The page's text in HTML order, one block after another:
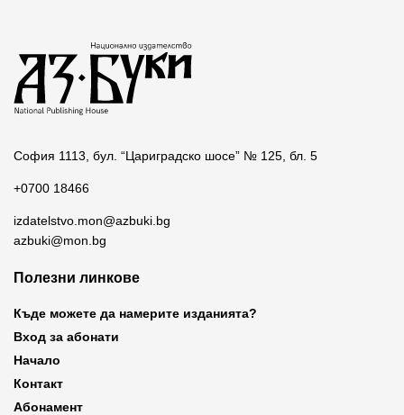
София 1113, бул. “Цариградско шосе” № 125, бл. 5
+0700 18466
izdatelstvo.mon@azbuki.bg
azbuki@mon.bg
Полезни линкове
Къде можете да намерите изданията?
Вход за абонати
Начало
Контакт
Абонамент